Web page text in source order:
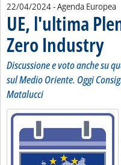
22/04/2024- Agenda Europea
UE, l'ultima
Zero Industry..
Discussione e voto anche su
sul Medio Oriente. Oggi
Matalucci